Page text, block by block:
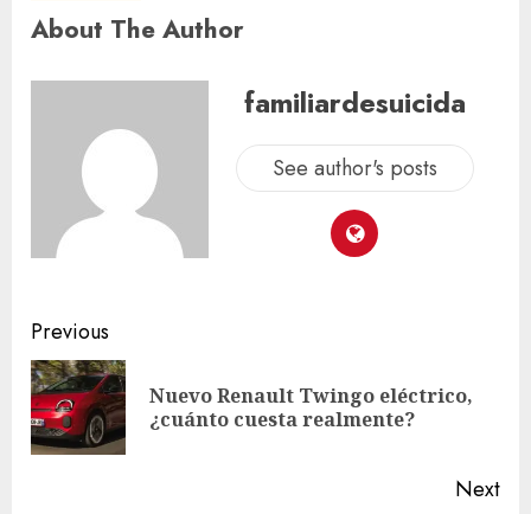
About The Author
familiardesuicida
See author's posts
Previous
Nuevo Renault Twingo eléctrico,
¿cuánto cuesta realmente?
Next